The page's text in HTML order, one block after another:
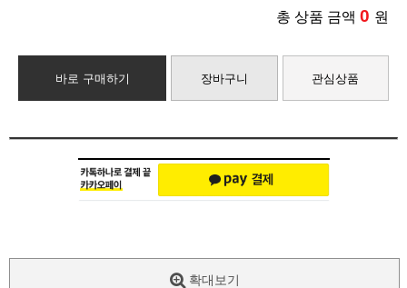
총 상품 금액 0 원
바로 구매하기 장바구니 관심상품
확대보기